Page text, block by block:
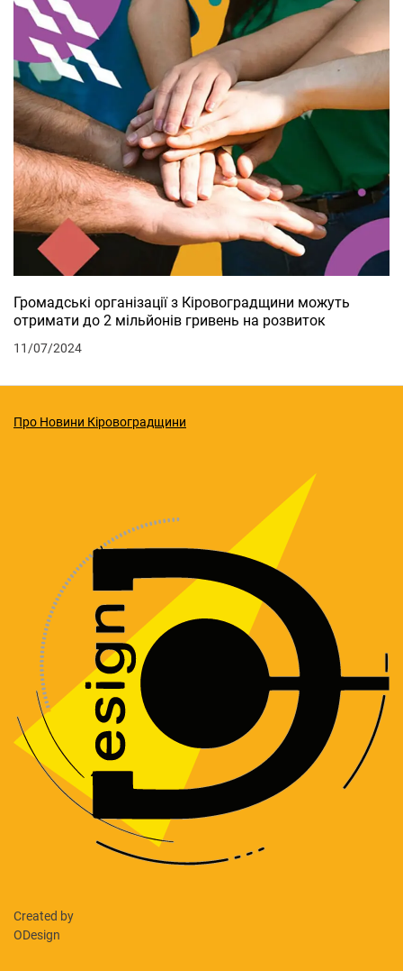
Громадські організації з Кіровоградщини можуть
отримати до 2 мільйонів гривень на розвиток
11/07/2024
Про Новини Кіровоградщини
Created by
ODesign